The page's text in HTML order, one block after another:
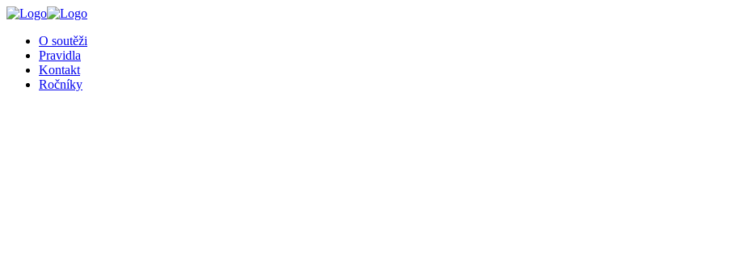
O soutěži
Pravidla
Kontakt
Ročníky